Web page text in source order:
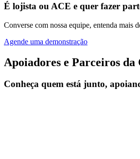
É lojista ou ACE e quer fazer
Converse com nossa equipe, entenda mais
Agende uma demonstração
Apoiadores e Parceiros da
Conheça quem está junto,